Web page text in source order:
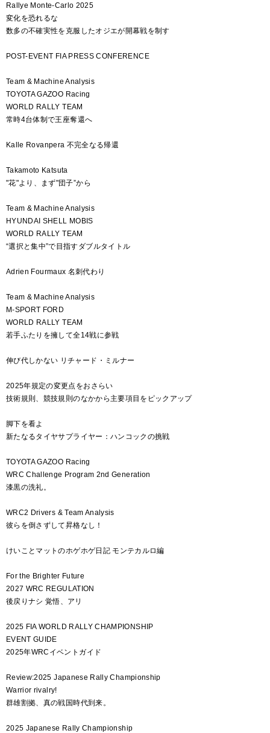
Rallye Monte-Carlo 2025
変化を恐れるな
数多の不確実性を克服したオジエが開幕戦を制す
POST-EVENT FIA PRESS CONFERENCE
Team & Machine Analysis
TOYOTA GAZOO Racing
WORLD RALLY TEAM
常時4台体制で王座奪還へ
Kalle Rovanpera 不完全なる帰還
Takamoto Katsuta
"花"より、まず"団子”から
Team & Machine Analysis
HYUNDAI SHELL MOBIS
WORLD RALLY TEAM
“選択と集中”で目指すダブルタイトル
Adrien Fourmaux 名刺代わり
Team & Machine Analysis
M-SPORT FORD
WORLD RALLY TEAM
若手ふたりを擁して全14戦に参戦
伸び代しかない リチャード・ミルナー
2025年規定の変更点をおさらい
技術規則、競技規則のなかから主要項目をピックアップ
脚下を看よ
新たなるタイヤサプライヤー：ハンコックの挑戦
TOYOTA GAZOO Racing
WRC Challenge Program 2nd Generation
漆黒の洗礼。
WRC2 Drivers & Team Analysis
彼らを倒さずして昇格なし！
けいことマットのホゲホゲ日記 モンテカルロ編
For the Brighter Future
2027 WRC REGULATION
後戻りナシ 覚悟、アリ
2025 FIA WORLD RALLY CHAMPIONSHIP
EVENT GUIDE
2025年WRCイベントガイド
Review:2025 Japanese Rally Championship
Warrior rivalry!
群雄割拠、真の戦国時代到来。
2025 Japanese Rally Championship